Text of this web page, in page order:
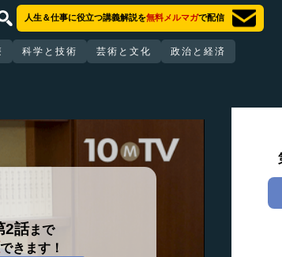
人生＆仕事に役立つ講義解説を無料メルマガで配信
科学と技術 芸術と文化 政治と経済
2話まで
できます！